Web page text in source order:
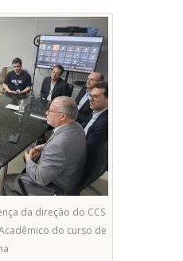
da direção do CCS
do curso de